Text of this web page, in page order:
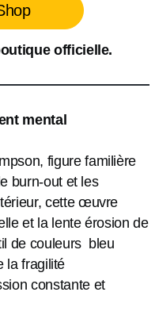
officielle.
mental
figure familière
burn-out et les
cette œuvre
et la lente érosion de
de couleurs bleu
la fragilité
constante et